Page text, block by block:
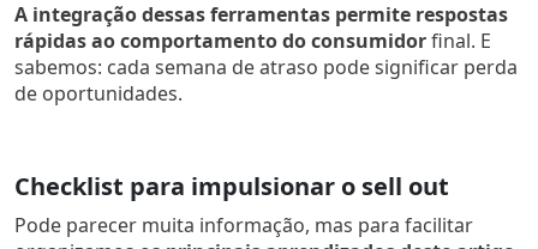
A integração dessas ferramentas permite respostas
rápidas ao comportamento do consumidorfinal. E
sabemos: cada semana de atraso pode significar perda
de oportunidades.
Checklist para impulsionar o sell out
Pode parecer muita informação, mas para facilitar